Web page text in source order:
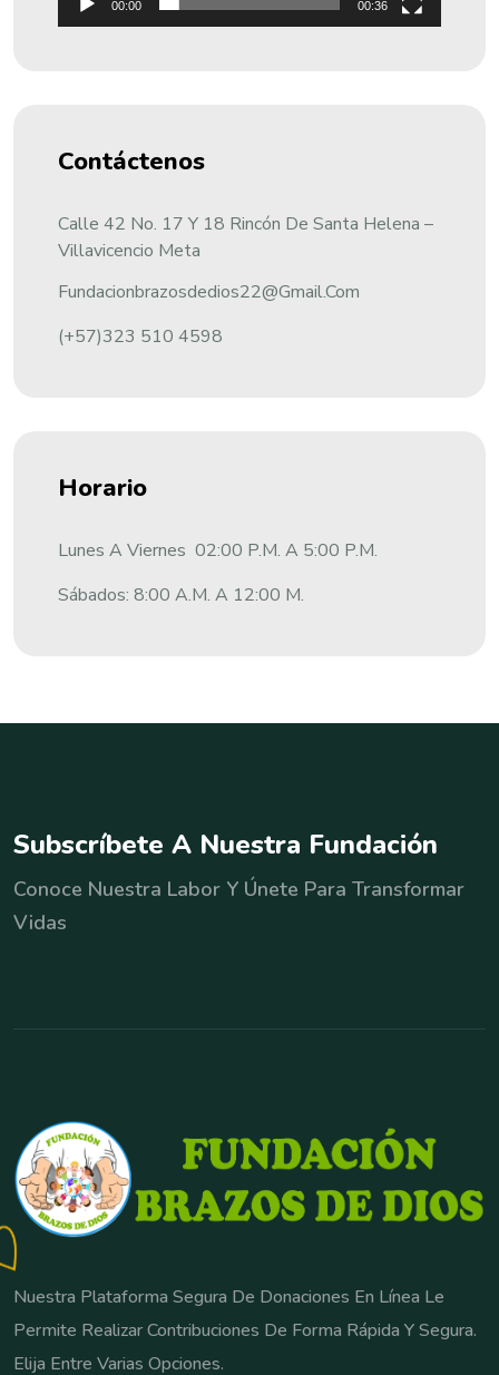
00:00 00:36
Contáctenos
Calle 42 No. 17 Y 18 Rincón De Santa Helena –
Villavicencio Meta
Fundacionbrazosdedios22@gmail.com
(+57)323 510 4598
Horario
Lunes A Viernes 02:00 P.m. A 5:00 P.m.
Sábados: 8:00 A.m. A 12:00 M.
Subscríbete A Nuestra Fundación
Conoce Nuestra Labor Y Únete Para Transformar
Vidas
Nuestra Plataforma Segura De Donaciones En Línea Le
Permite Realizar Contribuciones De Forma Rápida Y Segura.
Elija Entre Varias Opciones.